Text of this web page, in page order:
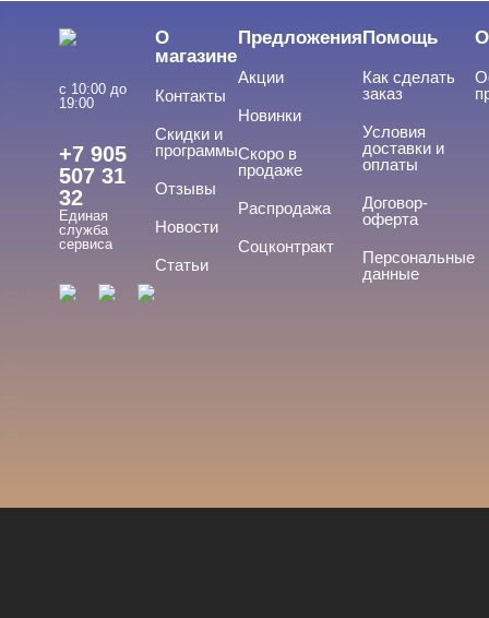
Акригель
Уф-Гель
Показать все
ТИПЫ ГЕЛЕЙ Cвернуть
3д
с 10:00 до
19:00
+7 905
507 31
32
Единая
служба
сервиса
О
магазине
Контакты
Скидки и
программы
Отзывы
Новости
Статьи
Предложения
Акции
Новинки
Скоро в
продаже
Распродажа
Соцконтракт
Помощь
Как сделать
заказ
Условия
доставки и
оплаты
Договор-
оферта
Персональные
данные